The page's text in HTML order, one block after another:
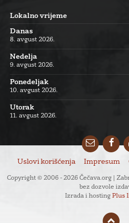
Lokalno vrijeme
Danas
8. avgust 2026.
Nedelja
9. avgust 2026.
Ponedeljak
10. avgust 2026.
Utorak
11. avgust 2026.
Email
Uslovi korišćenja Impresum
Copyright © 2006 - 2026 Čečava.org |
bez dozvole
Izrada i hosting Plus